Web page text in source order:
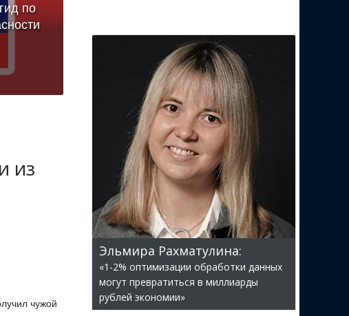
по
из
чужой
Эльмира Рахматулина:
«1-2% оптимизации обработки данных
могут превратиться в миллиарды
рублей экономии»